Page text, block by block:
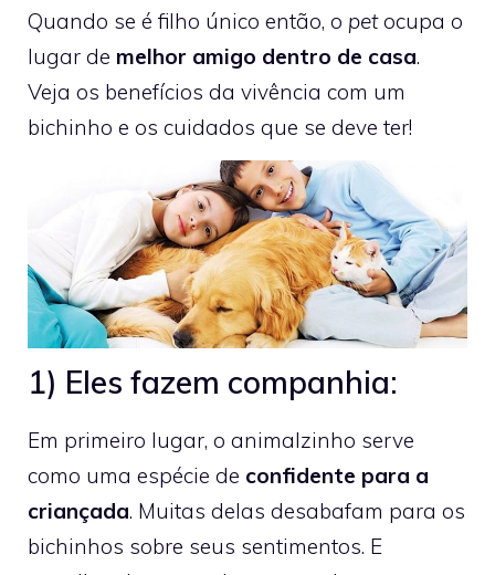
Quando se é filho único então, o petocupa o
lugar de melhor amigo dentro de casa.
Veja os benefícios da vivência com um
bichinho e os cuidados que se deve ter!
1) Eles fazem companhia:
Em primeiro lugar, o animalzinho serve
como uma espécie de confidente para a
criançada. Muitas delas desabafam para os
bichinhos sobre seus sentimentos. E